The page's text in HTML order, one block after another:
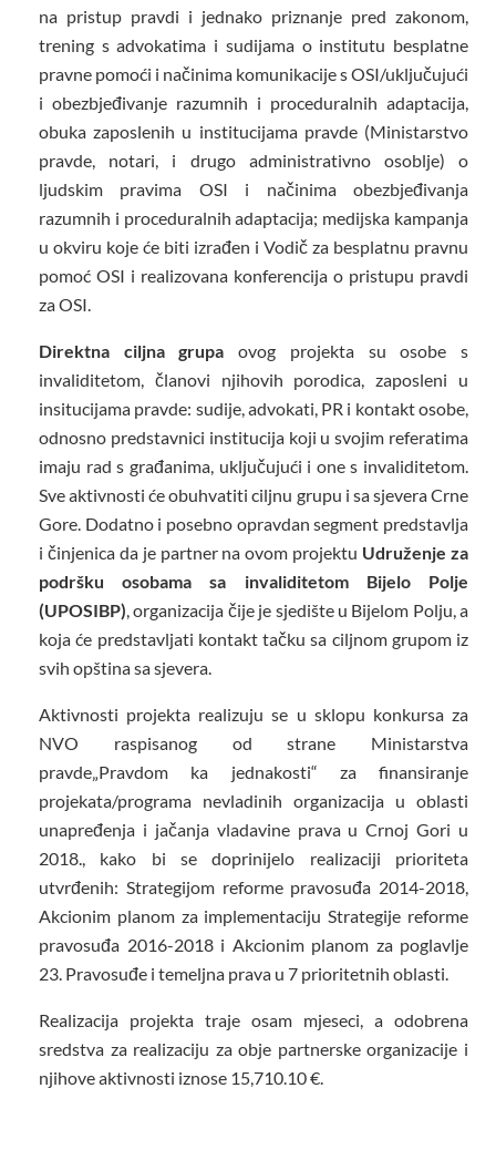
na pristup pravdi i jednako priznanje pred zakonom,
trening s advokatima i sudijama o institutu besplatne
pravne pomoći i načinima komunikacije s OSI/uključujući
i obezbjeđivanje razumnih i proceduralnih adaptacija,
obuka zaposlenih u institucijama pravde (Ministarstvo
pravde, notari, i drugo administrativno osoblje) o
ljudskim pravima OSI i načinima obezbjeđivanja
razumnih i proceduralnih adaptacija; medijska kampanja
u okviru koje će biti izrađen i Vodič za besplatnu pravnu
pomoć OSI i realizovana konferencija o pristupu pravdi
za OSI.
Direktna ciljna grupaovog projekta su osobe s
invaliditetom, članovi njihovih porodica, zaposleni u
insitucijama pravde: sudije, advokati, PR i kontakt osobe,
odnosno predstavnici institucija koji u svojim referatima
imaju rad s građanima, uključujući i one s invaliditetom.
Sve aktivnosti će obuhvatiti ciljnu grupu i sa sjevera Crne
Gore. Dodatno i posebno opravdan segment predstavlja
i činjenica da je partner na ovom projektu Udruženje za
podršku osobama sa invaliditetom Bijelo Polje
(UPOSIBP), organizacija čije je sjedište u Bijelom Polju, a
koja će predstavljati kontakt tačku sa ciljnom grupom iz
svih opština sa sjevera.
Aktivnosti projekta realizuju se u sklopu konkursa za
NVO raspisanog od strane Ministarstva
pravde„Pravdom ka jednakosti“ za finansiranje
projekata/programa nevladinih organizacija u oblasti
unapređenja i jačanja vladavine prava u Crnoj Gori u
2018., kako bi se doprinijelo realizaciji prioriteta
utvrđenih: Strategijom reforme pravosuđa 2014-2018,
Akcionim planom za implementaciju Strategije reforme
pravosuđa 2016-2018 i Akcionim planom za poglavlje
23. Pravosuđe i temeljna prava u 7 prioritetnih oblasti.
Realizacija projekta traje osam mjeseci, a odobrena
sredstva za realizaciju za obje partnerske organizacije i
njihove aktivnosti iznose 15,710.10 €.